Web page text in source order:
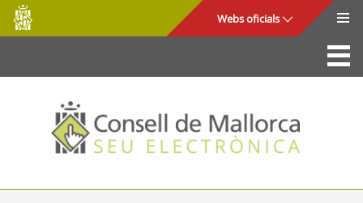
Salta al contingut principal
Consell
de
Mallorca
Webs oficials
La Seu
Consell de Mallorca
Accés i seguretat
Utilitats